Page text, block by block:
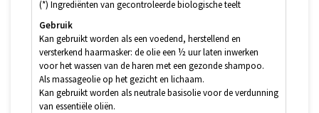
(*) Ingrediënten van gecontroleerde biologische teelt
Gebruik
Kan gebruikt worden als een voedend, herstellend en
versterkend haarmasker: de olie een ½ uur laten inwerken
voor het wassen van de haren met een gezonde shampoo.
Als massageolie op het gezicht en lichaam.
Kan gebruikt worden als neutrale basisolie voor de verdunning
van essentiële oliën.